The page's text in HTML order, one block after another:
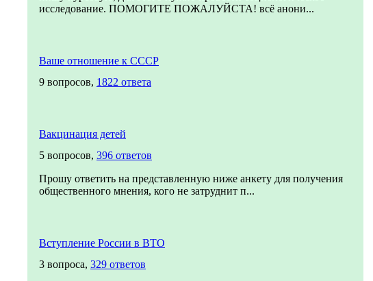
исследование. ПОМОГИТЕ ПОЖАЛУЙСТА! всё анони...
Ваше отношение к СССР
9 вопросов, 1822 ответа
Вакцинация детей
5 вопросов, 396 ответов
Прошу ответить на представленную ниже анкету для получения
общественного мнения, кого не затруднит п...
Вступление России в ВТО
3 вопроса, 329 ответов